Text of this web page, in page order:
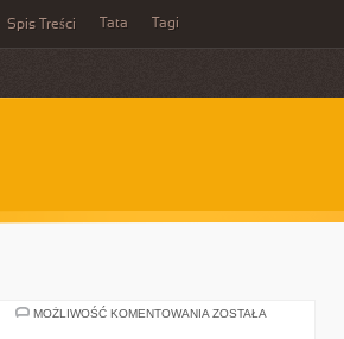
Spis Treści Tata Tagi
MOŻLIWOŚĆ KOMENTOWANIA SZKOŁA
ZOSTAŁA